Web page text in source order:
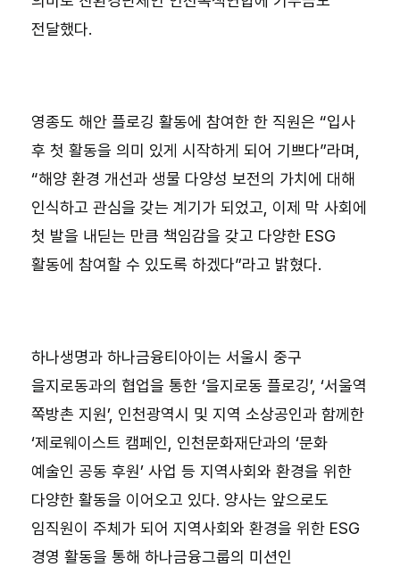
전달했다.
영종도 해안 플로깅 활동에 참여한 한 직원은 “입사
후 첫 활동을 의미 있게 시작하게 되어 기쁘다”라며,
“해양 환경 개선과 생물 다양성 보전의 가치에 대해
인식하고 관심을 갖는 계기가 되었고, 이제 막 사회에
첫 발을 내딛는 만큼 책임감을 갖고 다양한 ESG
활동에 참여할 수 있도록 하겠다”라고 밝혔다.
하나생명과 하나금융티아이는 서울시 중구
을지로동과의 협업을 통한 ‘을지로동 플로깅’, ‘서울역
쪽방촌 지원’, 인천광역시 및 지역 소상공인과 함께한
‘제로웨이스트 캠페인, 인천문화재단과의 ‘문화
예술인 공동 후원’ 사업 등 지역사회와 환경을 위한
다양한 활동을 이어오고 있다. 양사는 앞으로도
임직원이 주체가 되어 지역사회와 환경을 위한 ESG
경영 활동을 통해 하나금융그룹의 미션인